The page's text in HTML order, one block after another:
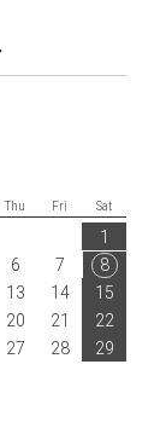
Thu Fri Sat
1
6 7
8
13 14
15
20 21
22
27 28
29